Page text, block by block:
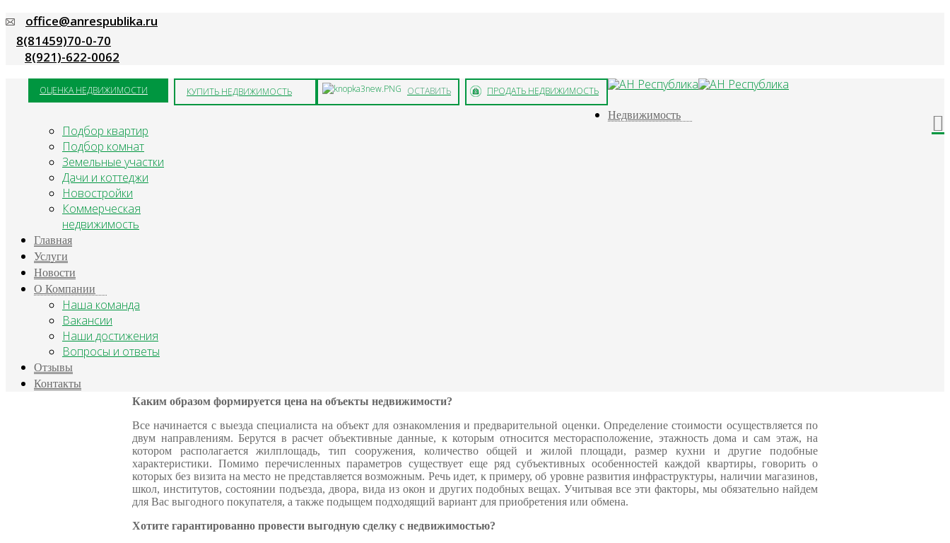
office@anrespublika.ru
8(81459)70-0-70
8(921)-622-0062
ОЦЕНКА НЕДВИЖИМОСТИ КУПИТЬ НЕДВИЖИМОСТЬ
ОСТАВИТЬ
ПРОДАТЬ НЕДВИЖИМОСТЬ
Недвижимость
Подбор квартир
Подбор комнат
Земельные участки
Дачи и коттеджи
Новостройки
Коммерческая
недвижимость
Главная
Услуги
Новости
О Компании
Наша команда
Вакансии
Наши достижения
Вопросы и ответы
Отзывы
Контакты
Оценка квартир
Стоимость жилья – определяющий момент при любых операциях с недвижимостью. Если цена квартиры определена верно, обмен, продажа
или покупка состоятся намного быстрее, а стороны сделки останутся довольными проведенным мероприятием. Все остальные
характеристики имеют второстепенное значение.
В ходе любой из предстоящих сделок с недвижимостью самая главная задача уважающего себя агентства
похожих предложений по городу или району, а также обеспечить комплексный подход к продвижению предложения продавца или
покупателя по заранее оговоренной цене.
Каким образом формируется цена на объекты недвижимости?
Все начинается с выезда специалиста на объект для ознакомления и предварительной оценки. Определение стоимости осуществляется по
двум направлениям. Берутся в расчет объективные данные, к которым относится месторасположение, этажность дома и сам этаж, на
котором располагается жилплощадь, тип сооружения, количество общей и жилой площади, размер кухни и другие подобные
характеристики. Помимо перечисленных параметров существует еще ряд субъективных особенностей каждой квартиры, говорить о
которых без визита на место не представляется возможным. Речь идет, к примеру, об уровне развития инфраструктуры, наличии магазинов,
школ, институтов, состоянии подъезда, двора, вида из окон и других подобных вещах. Учитывая все эти факторы, мы обязательно найдем
для Вас выгодного покупателя, а также подыщем подходящий вариант для приобретения или обмена.
Хотите гарантированно провести выгодную сделку с недвижимостью?